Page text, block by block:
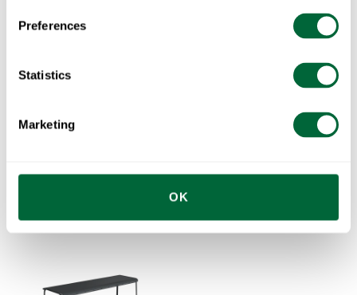
Preferences
Statistics
Marketing
OK
Bord Libelle Grå Bänk Libelle Grön